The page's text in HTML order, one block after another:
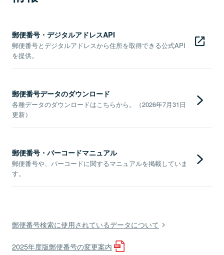
郵便番号・デジタルアドレスAPI
郵便番号とデジタルアドレスから住所を取得できる公式API
を提供。
郵便番号データのダウンロード
各種データのダウンロードはこちらから。（2026年7月31日
更新）
郵便番号・バーコードマニュアル
郵便番号や、バーコードに関するマニュアルを掲載していま
す。
郵便番号検索に使用されているデータについて
2025年度版郵便番号の変更案内